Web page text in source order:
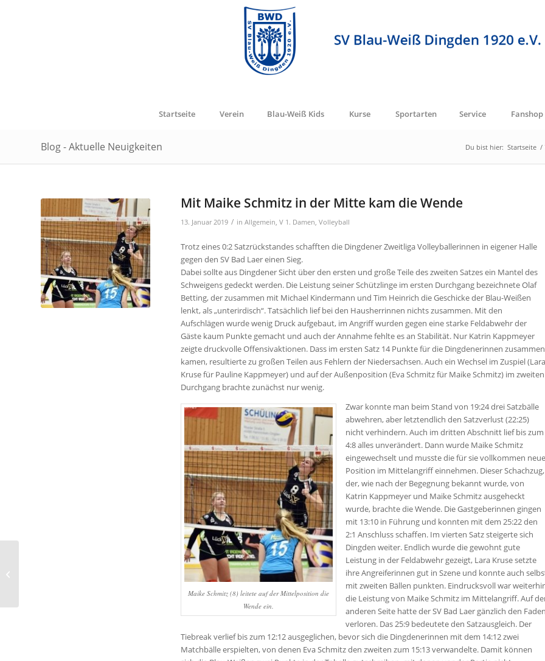
Startseite Verein Blau-Weiß Kids Kurse Sportarten Service Fanshop
Blog - Aktuelle Neuigkeiten Du bist hier: Startseite /
Mit Maike Schmitz in der Mitte kam die Wende
13. Januar 2019 / in Allgemein, V 1. Damen, Volleyball
Trotz eines 0:2 Satzrückstandes schafften die Dingdener Zweitliga Volleyballerinnen in eigener Halle
gegen den SV Bad Laer einen Sieg.
Dabei sollte aus Dingdener Sicht über den ersten und große Teile des zweiten Satzes ein Mantel des
Schweigens gedeckt werden. Die Leistung seiner Schützlinge im ersten Durchgang bezeichnete Olaf
Betting, der zusammen mit Michael Kindermann und Tim Heinrich die Geschicke der Blau-Weißen
lenkt, als „unterirdisch“. Tatsächlich lief bei den Hausherrinnen nichts zusammen. Mit den
Aufschlägen wurde wenig Druck aufgebaut, im Angriff wurden gegen eine starke Feldabwehr der
Gäste kaum Punkte gemacht und auch der Annahme fehlte es an Stabilität. Nur Katrin Kappmeyer
zeigte druckvolle Offensivaktionen. Dass im ersten Satz 14 Punkte für die Dingdenerinnen zusammen
kamen, resultierte zu großen Teilen aus Fehlern der Niedersachsen. Auch ein Wechsel im Zuspiel (Lara
Kruse für Pauline Kappmeyer) und auf der Außenposition (Eva Schmitz für Maike Schmitz) im zweiten
Durchgang brachte zunächst nur wenig.
Maike Schmitz (8) leitete auf der Mittelposition die
Wende ein.
Zwar konnte man beim Stand von 19:24 drei Satzbälle
abwehren, aber letztendlich den Satzverlust (22:25)
nicht verhindern. Auch im dritten Abschnitt lief bis zum
4:8 alles unverändert. Dann wurde Maike Schmitz
eingewechselt und musste die für sie vollkommen neue
Position im Mittelangriff einnehmen. Dieser Schachzug,
der, wie nach der Begegnung bekannt wurde, von
Katrin Kappmeyer und Maike Schmitz ausgeheckt
wurde, brachte die Wende. Die Gastgeberinnen gingen
mit 13:10 in Führung und konnten mit dem 25:22 den
2:1 Anschluss schaffen. Im vierten Satz steigerte sich
Dingden weiter. Endlich wurde die gewohnt gute
Leistung in der Feldabwehr gezeigt, Lara Kruse setzte
ihre Angreiferinnen gut in Szene und konnte auch
mit zweiten Bällen punkten. Eindrucksvoll war
die Leistung von Maike Schmitz im Mittelangriff. Auf
anderen Seite hatte der SV Bad Laer gänzlich den Faden
verloren. Das 25:9 bedeutete den Satzausgleich. Der
Tiebreak verlief bis zum 12:12 ausgeglichen, bevor sich die Dingdenerinnen mit dem 14:12 zwei
Matchbälle erspielten, von denen Eva Schmitz den zweiten zum 15:13 verwandelte. Damit können